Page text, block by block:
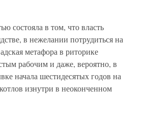
состояла в том, что власть
в нежелании потрудиться на
метафора в риторике
рабочим и даже, вероятно, в
начала шестидесятых годов на
изнутри в неоконченном